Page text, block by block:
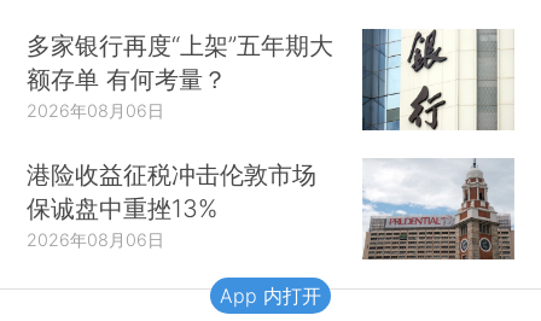
多家银行再度“上架”五年期大
额存单 有何考量？
2026年08月06日
港险收益征税冲击伦敦市场
保诚盘中重挫13%
2026年08月06日
App 内打开